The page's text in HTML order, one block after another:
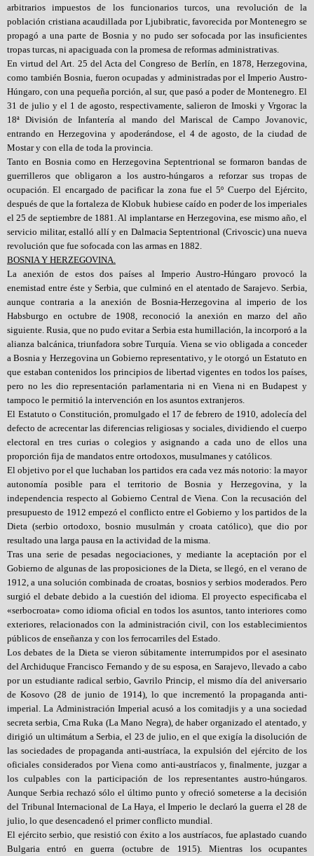
arbitrarios impuestos de los funcionarios turcos, una revolución de la
población cristiana acaudillada por Ljubibratic, favorecida por Montenegro se
propagó a una parte de Bosnia y no pudo ser sofocada por las insuficientes
tropas turcas, ni apaciguada con la promesa de reformas administrativas.
En virtud del Art. 25 del Acta del Congreso de Berlín, en 1878, Herzegovina,
como también Bosnia, fueron ocupadas y administradas por el Imperio Austro-
Húngaro, con una pequeña porción, al sur, que pasó a poder de Montenegro. El
31 de julio y el 1 de agosto, respectivamente, salieron de Imoski y Vrgorac la
18ª División de Infantería al mando del Mariscal de Campo Jovanovic,
entrando en Herzegovina y apoderándose, el 4 de agosto, de la ciudad de
Mostar y con ella de toda la provincia.
Tanto en Bosnia como en Herzegovina Septentrional se formaron bandas de
guerrilleros que obligaron a los austro-húngaros a reforzar sus tropas de
ocupación. El encargado de pacificar la zona fue el 5º Cuerpo del Ejército,
después de que la fortaleza de Klobuk hubiese caído en poder de los imperiales
el 25 de septiembre de 1881. Al implantarse en Herzegovina, ese mismo año, el
servicio militar, estalló allí y en Dalmacia Septentrional (Crivoscic) una nueva
revolución que fue sofocada con las armas en 1882.
BOSNIA Y HERZEGOVINA.
La anexión de estos dos países al Imperio Austro-Húngaro provocó la
enemistad entre éste y Serbia, que culminó en el atentado de Sarajevo. Serbia,
aunque contraria a la anexión de Bosnia-Herzegovina al imperio de los
Habsburgo en octubre de 1908, reconoció la anexión en marzo del año
siguiente. Rusia, que no pudo evitar a Serbia esta humillación, la incorporó a la
alianza balcánica, triunfadora sobre Turquía. Viena se vio obligada a conceder
a Bosnia y Herzegovina un Gobierno representativo, y le otorgó un Estatuto en
que estaban contenidos los principios de libertad vigentes en todos los países,
pero no les dio representación parlamentaria ni en Viena ni en Budapest y
tampoco le permitió la intervención en los asuntos extranjeros.
El Estatuto o Constitución, promulgado el 17 de febrero de 1910, adolecía del
defecto de acrecentar las diferencias religiosas y sociales, dividiendo el cuerpo
electoral en tres curias o colegios y asignando a cada uno de ellos una
proporción fija de mandatos entre ortodoxos, musulmanes y católicos.
El objetivo por el que luchaban los partidos era cada vez más notorio: la mayor
autonomía posible para el territorio de Bosnia y Herzegovina, y la
independencia respecto al Gobierno Central de Viena. Con la recusación del
presupuesto de 1912 empezó el conflicto entre el Gobierno y los partidos de la
Dieta (serbio ortodoxo, bosnio musulmán y croata católico), que dio por
resultado una larga pausa en la actividad de la misma.
Tras una serie de pesadas negociaciones, y mediante la aceptación por el
Gobierno de algunas de las proposiciones de la Dieta, se llegó, en el verano de
1912, a una solución combinada de croatas, bosnios y serbios moderados. Pero
surgió el debate debido a la cuestión del idioma. El proyecto especificaba el
«serbocroata» como idioma oficial en todos los asuntos, tanto interiores como
exteriores, relacionados con la administración civil, con los establecimientos
públicos de enseñanza y con los ferrocarriles del Estado.
Los debates de la Dieta se vieron súbitamente interrumpidos por el asesinato
del Archiduque Francisco Fernando y de su esposa, en Sarajevo, llevado a cabo
por un estudiante radical serbio, Gavrilo Princip, el mismo día del aniversario
de Kosovo (28 de junio de 1914), lo que incrementó la propaganda anti-
imperial. La Administración Imperial acusó a los comitadjis y a una sociedad
secreta serbia, Crna Ruka (La Mano Negra), de haber organizado el atentado, y
dirigió un ultimátum a Serbia, el 23 de julio, en el que exigía la disolución de
las sociedades de propaganda anti-austríaca, la expulsión del ejército de los
oficiales considerados por Viena como anti-austríacos y, finalmente, juzgar a
los culpables con la participación de los representantes austro-húngaros.
Aunque Serbia rechazó sólo el último punto y ofreció someterse a la decisión
del Tribunal Internacional de La Haya, el Imperio le declaró la guerra el 28 de
julio, lo que desencadenó el primer conflicto mundial.
El ejército serbio, que resistió con éxito a los austríacos, fue aplastado cuando
Bulgaria entró en guerra (octubre de 1915). Mientras los ocupantes